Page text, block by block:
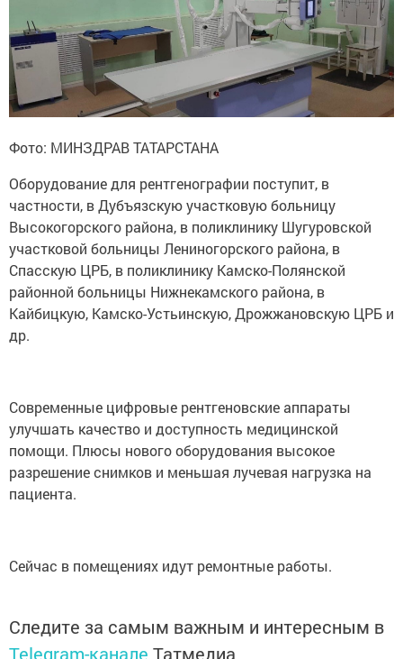
Фото: МИНЗДРАВ ТАТАРСТАНА
Оборудование для рентгенографии поступит, в
частности, в Дубъязскую участковую больницу
Высокогорского района, в поликлинику Шугуровской
участковой больницы Лениногорского района, в
Спасскую ЦРБ, в поликлинику Камско-Полянской
районной больницы Нижнекамского района, в
Кайбицкую, Камско-Устьинскую, Дрожжановскую ЦРБ и
др.
Современные цифровые рентгеновские аппараты
улучшать качество и доступность медицинской
помощи. Плюсы нового оборудования высокое
разрешение снимков и меньшая лучевая нагрузка на
пациента.
Сейчас в помещениях идут ремонтные работы.
Следите за самым важным и интересным в
Telegram-канале Татмедиа